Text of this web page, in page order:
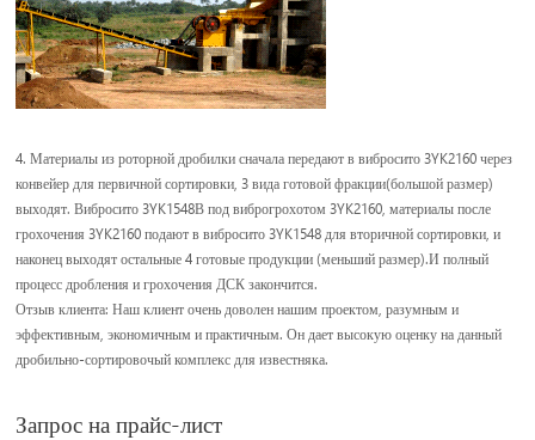
4. Материалы из роторной дробилки сначала передают в вибросито 3YK2160 через
конвейер для первичной сортировки, 3 вида готовой фракции(большой размер)
выходят. Вибросито 3YK1548В под виброгрохотом 3YK2160, материалы после
грохочения 3YK2160 подают в вибросито 3YK1548 для вторичной сортировки, и
наконец выходят остальные 4 готовые продукции (меньший размер).И полный
процесс дробления и грохочения ДСК закончится.
Отзыв клиента: Наш клиент очень доволен нашим проектом, разумным и
эффективным, экономичным и практичным. Он дает высокую оценку на данный
дробильно-сортировочый комплекс для известняка.
Запрос на прайс-лист